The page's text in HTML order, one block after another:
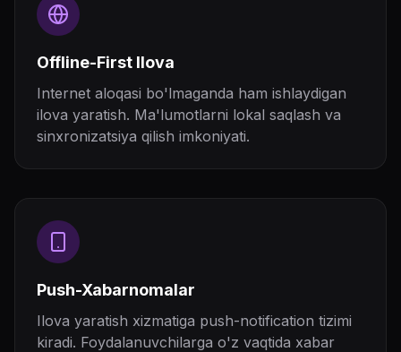
Offline-First Ilova
Internet aloqasi bo'lmaganda ham ishlaydigan
ilova yaratish. Ma'lumotlarni lokal saqlash va
sinxronizatsiya qilish imkoniyati.
Push-Xabarnomalar
Ilova yaratish xizmatiga push-notification tizimi
kiradi. Foydalanuvchilarga o'z vaqtida xabar